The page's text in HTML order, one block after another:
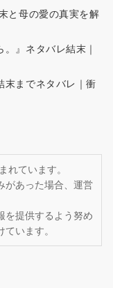
と母の愛の真実を解
。』ネタバレ結末｜
末までネタバレ｜衝
れています。
があった場合、運営
を提供するよう努め
います。